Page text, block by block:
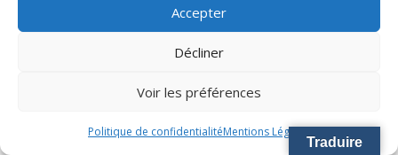
Accepter
Décliner
Voir les préférences
Politique de confidentialitéMentions Légales
Traduire